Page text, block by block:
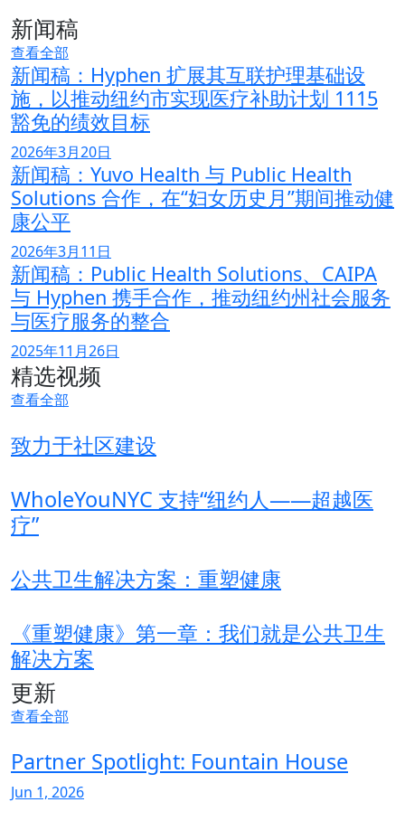
新闻稿
查看全部
新闻稿：Hyphen 扩展其互联护理基础设
施，以推动纽约市实现医疗补助计划 1115
豁免的绩效目标
2026年3月20日
新闻稿：Yuvo Health 与 Public Health
Solutions 合作，在“妇女历史月”期间推动健
康公平
2026年3月11日
新闻稿：Public Health Solutions、CAIPA
与 Hyphen 携手合作，推动纽约州社会服务
与医疗服务的整合
2025年11月26日
精选视频
查看全部
致力于社区建设
WholeYouNYC 支持“纽约人——超越医
疗”
公共卫生解决方案：重塑健康
《重塑健康》第一章：我们就是公共卫生
解决方案
更新
查看全部
Partner Spotlight: Fountain House
Jun 1, 2026